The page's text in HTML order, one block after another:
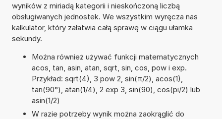
wyników z miriadą kategorii i nieskończoną liczbą
obsługiwanych jednostek. We wszystkim wyręcza nas
kalkulator, który załatwia całą sprawę w ciągu ułamka
sekundy.
Można również używać funkcji matematycznych
acos, tan, asin, atan, sqrt, sin, cos, pow i exp.
Przykład: sqrt(4), 3 pow 2, sin(π/2), acos(1),
tan(90°), atan(1/4), 2 exp 3, sin(90), cos(pi/2) lub
asin(1/2)
W razie potrzeby wynik można zaokrąglić do